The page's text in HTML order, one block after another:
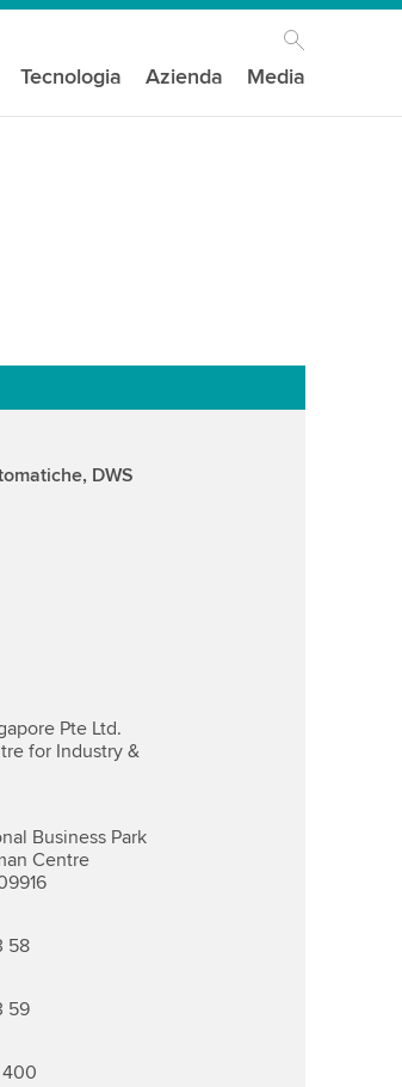
Tecnologia Azienda Media
DWS
Pte Ltd.
for Industry &
Business Park
Centre
58
59
400